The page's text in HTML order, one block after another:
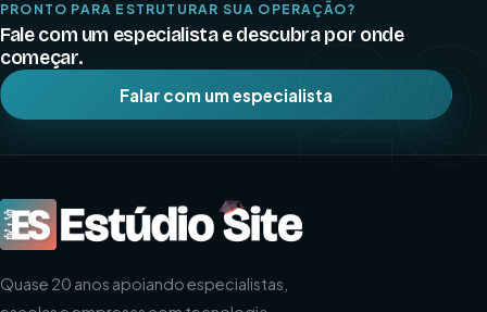
PRONTO PARA ESTRUTURAR SUA OPERAÇÃO?
Fale com um especialista e descubra por onde
começar.
Falar com um especialista
Quase 20 anos apoiando especialistas,